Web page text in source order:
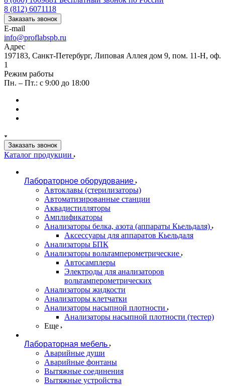
8 (812) 6071118
Заказать звонок
E-mail
info@proflabspb.ru
Адрес
197183, Санкт-Петербург, Липовая Аллея дом 9, пом. 11-Н, оф.
1
Режим работы
Пн. – Пт.: с 9:00 до 18:00
Заказать звонок
Каталог продукции
Лабораторное оборудование
Автоклавы (стерилизаторы)
Автоматизированные станции
Аквадистилляторы
Амплификаторы
Анализаторы белка, азота (аппараты Кьельдаля)
Аксессуары для аппаратов Кьельдаля
Анализаторы БПК
Анализаторы вольтамперометрические
Автосамплеры
Электроды для анализаторов
вольтамперометрических
Анализаторы жидкости
Анализаторы клетчатки
Анализаторы насыпной плотности
Анализаторы насыпной плотности (тестер)
Еще
Лабораторная мебель
Аварийные души
Аварийные фонтаны
Вытяжные соединения
Вытяжные устройства